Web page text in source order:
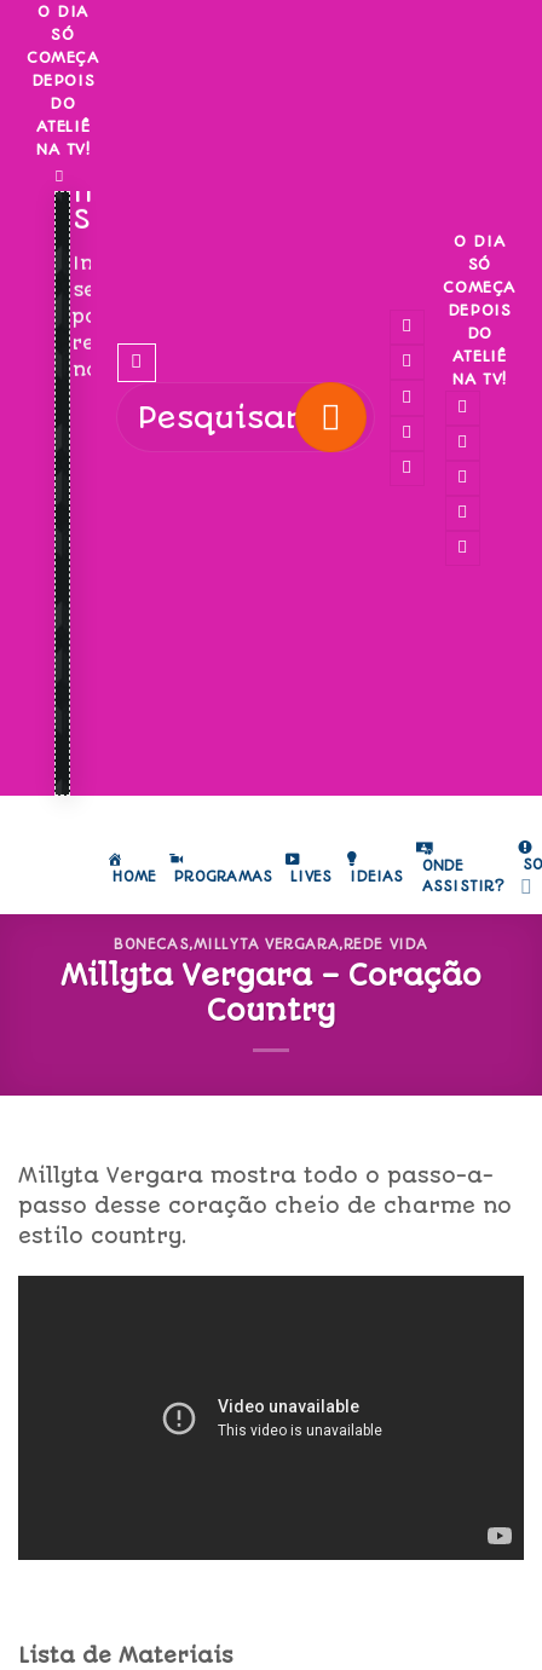
Skip
content
O DIA
SÓ
COMEÇA
DEPOIS
DO
ATELIÊ
NA TV!
INSCREVA-
SE!
Inscreva-
se
para
receber
novidades!
O DIA
SÓ
COMEÇA
DEPOIS
DO
ATELIÊ
NA TV!
HOME PROGRAMAS LIVES IDEIAS
ONDE
ASSISTIR?
BONECAS,MILLYTA VERGARA,REDE VIDA
Millyta Vergara – Coração
Country
Millyta Vergara mostra todo o passo-a-
passo desse coração cheio de charme no
estilo country.
Lista de Materiais